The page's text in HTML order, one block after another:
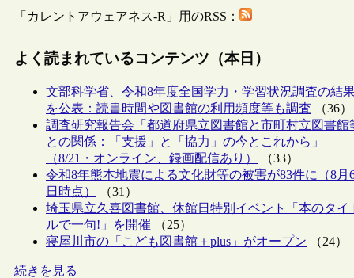
「カレントアウェアネス-R」用のRSS：
よく読まれているコンテンツ（本日）
文部科学省、令和8年度全国学力・学習状況調査の結
を公表：読書時間や図書館の利用頻度等も調査 （36）
調査研究報告会「都道府県立図書館と市町村立図書館
との関係：「支援」と「協力」の今とこれから」
（8/21・オンライン、録画配信あり）
（33）
令和8年熊本地震による文化財等の被害が83件に（8月
日時点）
（31）
埼玉県立久喜図書館、休館日特別イベント「本のタイ
ルで一句!」を開催 （25）
寝屋川市の「こども図書館＋plus」がオープン （24）
続きを見る